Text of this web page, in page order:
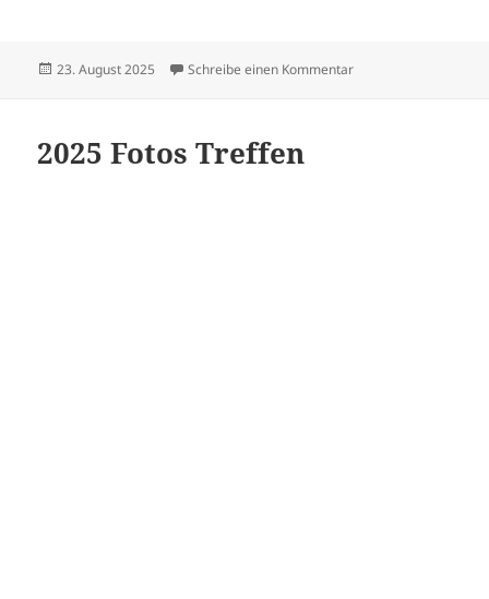
Veröffentlicht
23. August 2025 Schreibe einen Kommentarzu Sängerfest in
2025 Fotos Treffen